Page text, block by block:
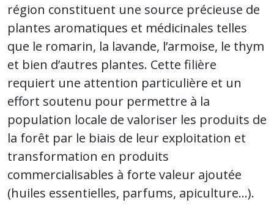
région constituent une source précieuse de
plantes aromatiques et médicinales telles
que le romarin, la lavande, l’armoise, le thym
et bien d’autres plantes. Cette filière
requiert une attention particulière et un
effort soutenu pour permettre à la
population locale de valoriser les produits de
la forêt par le biais de leur exploitation et
transformation en produits
commercialisables à forte valeur ajoutée
(huiles essentielles, parfums, apiculture…).